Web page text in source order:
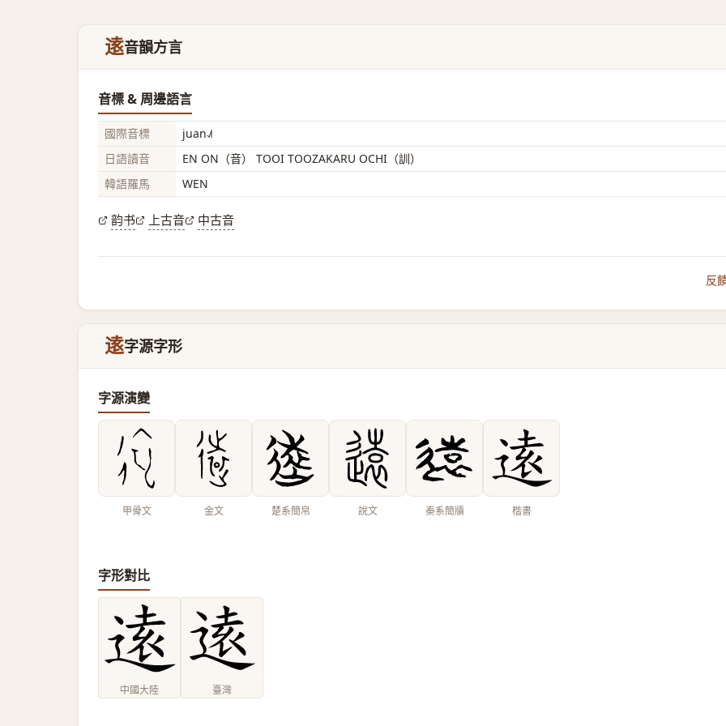
逺音韻方言
音標 & 周邊語言
國際音標
juan˨˩˦
日語讀音
EN ON（音） TOOI TOOZAKARU OCHI（訓）
韓語羅馬
WEN
韵书 上古音 中古音
反
逺字源字形
字源演變
甲骨文 金文 楚系簡帛 說文 秦系簡牘 楷書
字形對比
中國大陸 臺灣